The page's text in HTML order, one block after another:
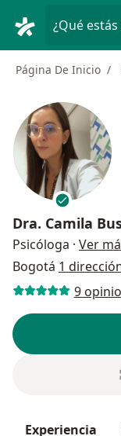
¿Qué
Página De Inicio
Dra. Camila
Psicóloga · Ver
Bogotá 1
9
Experiencia